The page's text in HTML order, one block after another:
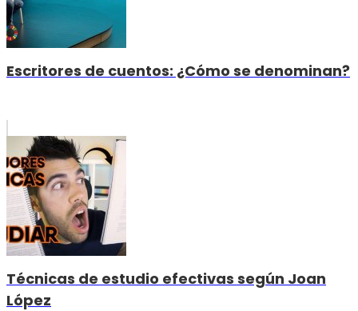
Escritores de cuentos: ¿Cómo se denominan?
Técnicas de estudio efectivas según Joan
López